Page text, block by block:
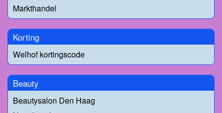
Markthandel
Korting
Welhof kortingscode
Beauty
Beautysalon Den Haag